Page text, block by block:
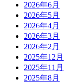
2026年6月
2026年5月
2026年4月
2026年3月
2026年2月
2025年12月
2025年11月
2025年8月